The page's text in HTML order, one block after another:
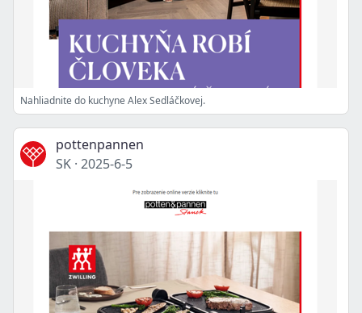
Nahliadnite do kuchyne Alex Sedláčkovej.
pottenpannen
SK · 2025-6-5